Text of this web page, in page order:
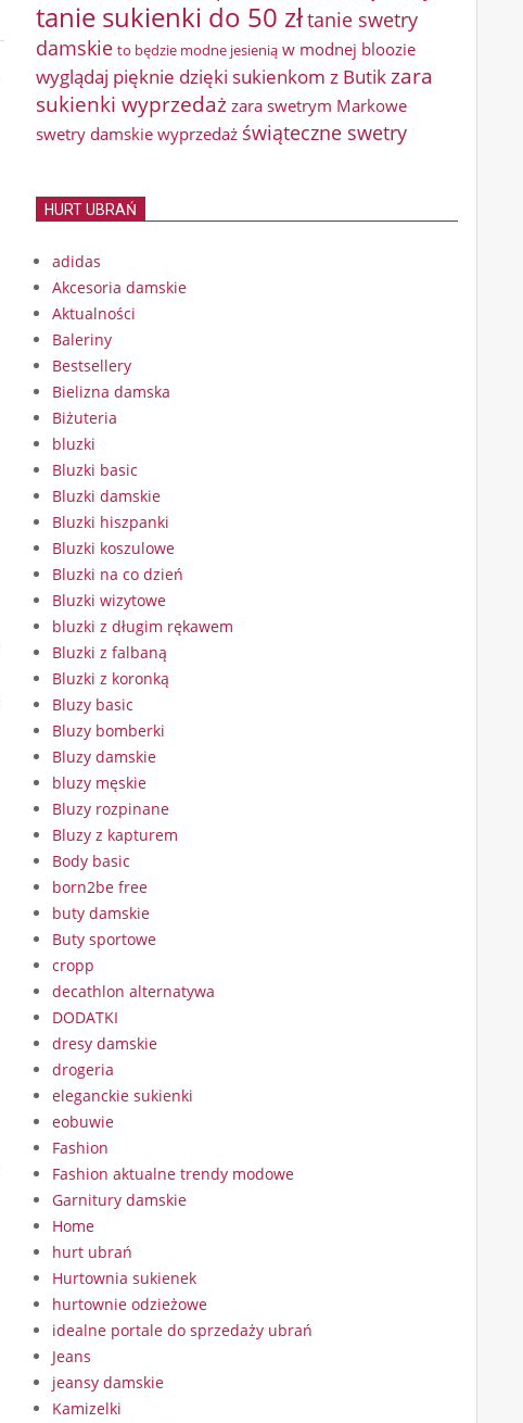
tanie sukienki do 50 złtanie swetry
damskie to będzie modne jesienią w modnej bloozie
wyglądaj pięknie dzięki sukienkom z Butikzara
sukienki wyprzedażzara swetrym Markowe
swetry damskie wyprzedaż świąteczne swetry
HURT UBRAŃ
adidas
Akcesoria damskie
Aktualności
Baleriny
Bestsellery
Bielizna damska
Biżuteria
bluzki
Bluzki basic
Bluzki damskie
Bluzki hiszpanki
Bluzki koszulowe
Bluzki na co dzień
Bluzki wizytowe
bluzki z długim rękawem
Bluzki z falbaną
Bluzki z koronką
Bluzy basic
Bluzy bomberki
Bluzy damskie
bluzy męskie
Bluzy rozpinane
Bluzy z kapturem
Body basic
born2be free
buty damskie
Buty sportowe
cropp
decathlon alternatywa
DODATKI
dresy damskie
drogeria
eleganckie sukienki
eobuwie
Fashion
Fashion aktualne trendy modowe
Garnitury damskie
Home
hurt ubrań
Hurtownia sukienek
hurtownie odzieżowe
idealne portale do sprzedaży ubrań
Jeans
jeansy damskie
Kamizelki